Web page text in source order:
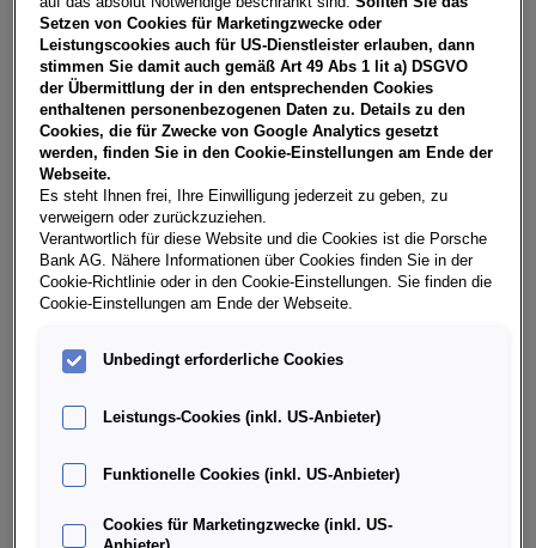
**Freibleibendes Musterangebot für Restwert Leasing inkl.
USt, NoVA, zzgl. gesetzl. Vertragsgebühr EUR 147,95 und
Bearbeitungskosten EUR 0,00. Gesamtleasingbetrag EUR
26.990,00, Restwert EUR 10.927,73, Sollzinssatz 7,28%
variabel, Effektivzinssatz 8,47% variabel, Gesamtbetrag EUR
33.493,08. Ihr Verkaufsberater freut sich darauf, Ihnen ein
individuelles Angebot erstellen zu können.
Teilen PDF herunterladen
Weitere Infos & Daten
Fahrzeugdaten
Ausstattung
Setzen von Cookies für Marketingzwecke oder
Leistungscookies auch für US-Dienstleister erlauben, dann
stimmen Sie damit auch gemäß Art 49 Abs 1 lit a) DSGVO
der Übermittlung der in den entsprechenden Cookies
enthaltenen personenbezogenen Daten zu. Details zu den
Cookies, die für Zwecke von Google Analytics gesetzt
werden, finden Sie in den Cookie-Einstellungen am Ende der
Webseite.
Es steht Ihnen frei, Ihre Einwilligung jederzeit zu geben, zu
verweigern oder zurückzuziehen.
Verantwortlich für diese Website und die Cookies ist die Porsche
Bank AG. Nähere Informationen über Cookies finden Sie in der
Cookie-Richtlinie oder in den Cookie-Einstellungen. Sie finden die
Cookie-Einstellungen am Ende der Webseite.
Unbedingt erforderliche Cookies
Leistungs-Cookies (inkl. US-Anbieter)
Funktionelle Cookies (inkl. US-Anbieter)
Cookies für Marketingzwecke (inkl. US-